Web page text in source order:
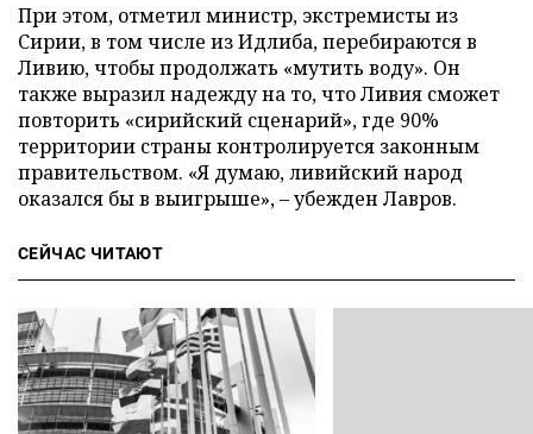
При этом, отметил министр, экстремисты из
Сирии, в том числе из Идлиба, перебираются в
Ливию, чтобы продолжать «мутить воду». Он
также выразил надежду на то, что Ливия сможет
повторить «сирийский сценарий», где 90%
территории страны контролируется законным
правительством. «Я думаю, ливийский народ
оказался бы в выигрыше», – убежден Лавров.
СЕЙЧАС ЧИТАЮТ